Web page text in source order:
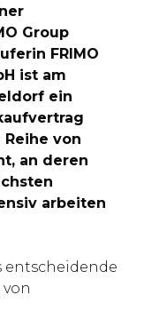
Group
FRIMO
ist am
ein
von
an deren
arbeiten
entscheidende